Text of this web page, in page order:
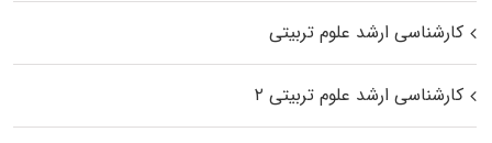
کارشناسی ارشد علوم تربیتی
کارشناسی ارشد علوم تربیتی ۲